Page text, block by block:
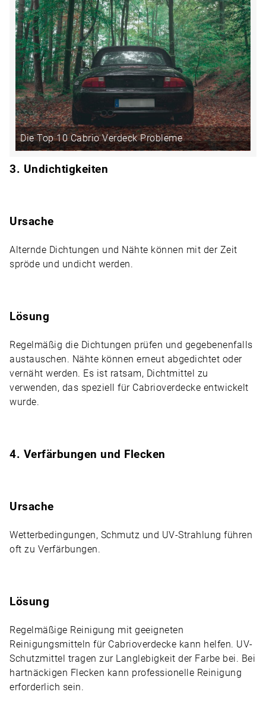
Die Top 10 Cabrio Verdeck Probleme
3. Undichtigkeiten
Ursache
Alternde Dichtungen und Nähte können mit der Zeit
spröde und undicht werden.
Lösung
Regelmäßig die Dichtungen prüfen und gegebenenfalls
austauschen. Nähte können erneut abgedichtet oder
vernäht werden. Es ist ratsam, Dichtmittel zu
verwenden, das speziell für Cabrioverdecke entwickelt
wurde.
4. Verfärbungen und Flecken
Ursache
Wetterbedingungen, Schmutz und UV-Strahlung führen
oft zu Verfärbungen.
Lösung
Regelmäßige Reinigung mit geeigneten
Reinigungsmitteln für Cabrioverdecke kann helfen. UV-
Schutzmittel tragen zur Langlebigkeit der Farbe bei. Bei
hartnäckigen Flecken kann professionelle Reinigung
erforderlich sein.